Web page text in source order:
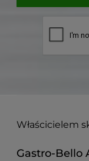
Właścicielem
Gastro-Bello